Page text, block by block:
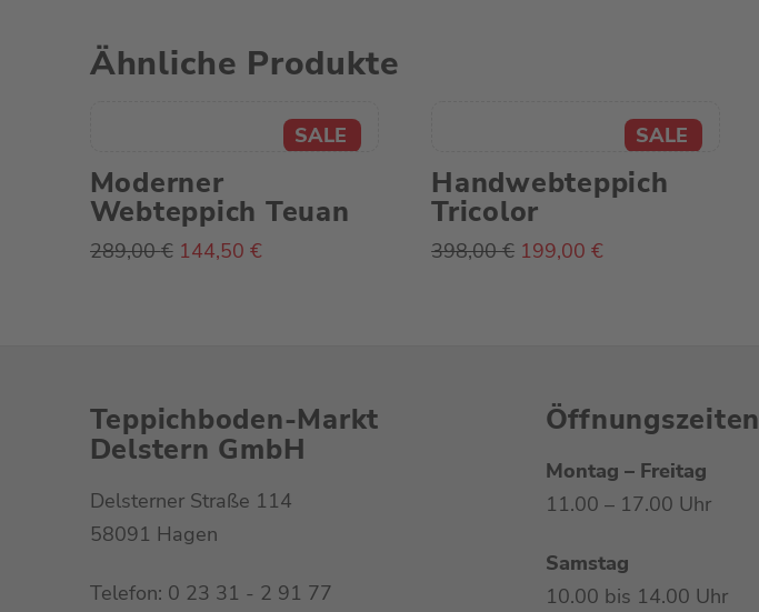
Ähnliche Produkte
Moderner
Webteppich Teuan
289,00€ Ursprünglicher
144,50 €Aktueller
Handwebteppich
Tricolor
398,00€ Ursprünglicher
199,00€Aktueller
Teppichboden-Markt
Delstern GmbH
Delsterner Straße 114
58091 Hagen
Telefon: 0 23 31 - 2 91 77
Öffnungszeiten
Montag – Freitag
11.00 – 17.00 Uhr
Samstag
10.00 bis 14.00 Uhr